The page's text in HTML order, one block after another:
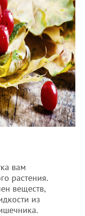
вам
растения.
веществ,
из